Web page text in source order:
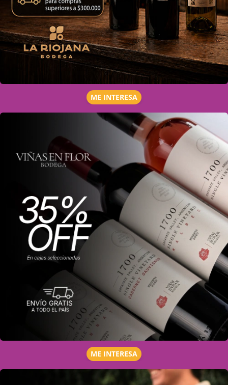
ME INTERESA
ME INTERESA